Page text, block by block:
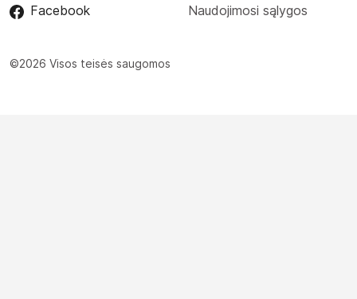
Facebook Naudojimosi sąlygos
©2026 Visos teisės saugomos